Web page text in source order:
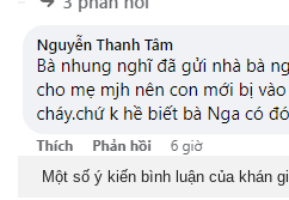
Một số ý kiến bình luận của khán